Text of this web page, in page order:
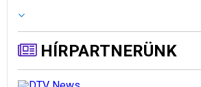
HÍRPARTNERÜNK